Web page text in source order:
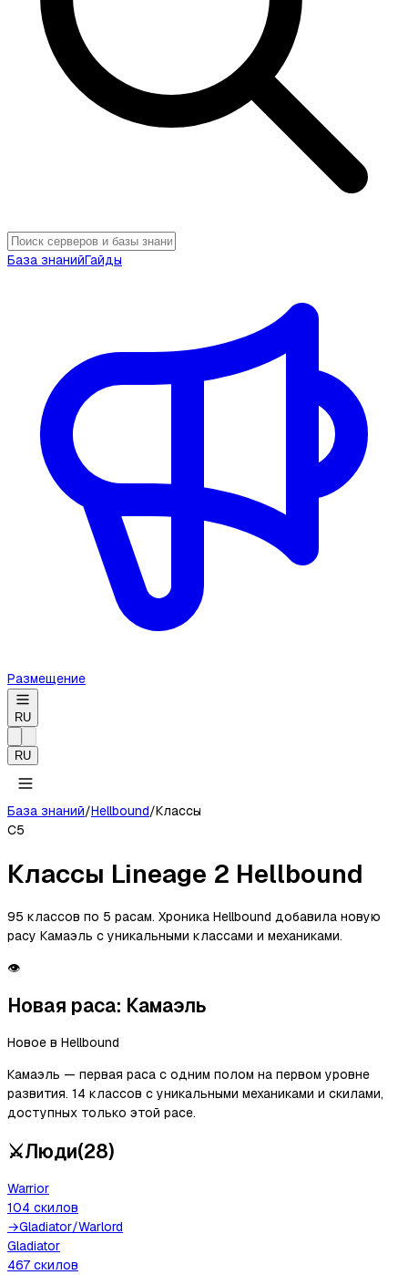
База знанийГайды
Размещение
RU
RU
База знаний/Hellbound/Классы
C5
Классы Lineage 2 Hellbound
95 классов по 5 расам. Хроника Hellbound добавила новую
расу Камаэль с уникальными классами и механиками.
👁️
Новая раса: Камаэль
Новое в Hellbound
Камаэль — первая раса с одним полом на первом уровне
развития. 14 классов с уникальными механиками и скилами,
доступных только этой расе.
⚔️Люди(28)
Warrior
104 скилов
→Gladiator/Warlord
Gladiator
467 скилов